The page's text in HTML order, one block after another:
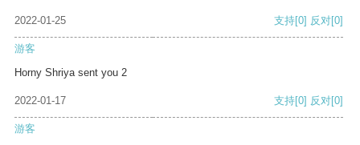
2022-01-25 支持[0] 反对[0]
游客
Horny Shriya sent you 2
2022-01-17 支持[0] 反对[0]
游客